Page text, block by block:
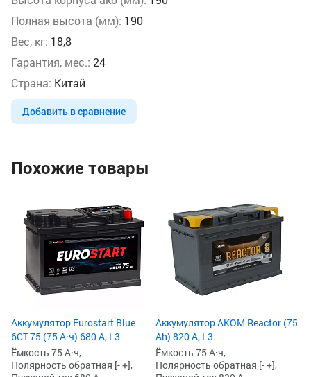
Полная высота (мм): 190
Вес, кг: 18,8
Гарантия, мес.: 24
Страна: Китай
Добавить в сравнение
Похожие товары
Аккумулятор Eurostart Blue
6CT-75 (75 А·ч) 680 А, L3
Ёмкость 75 А·ч,
Полярность обратная [- +],
Аккумулятор AKOM Reactor (75
Ah) 820 А, L3
Ёмкость 75 А·ч,
Полярность обратная [- +],